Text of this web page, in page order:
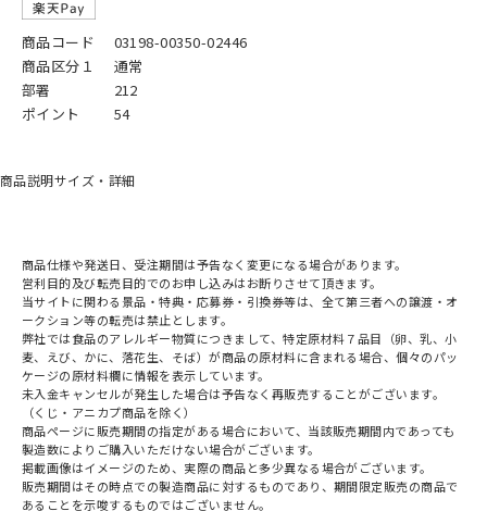
商品コード
03198-00350-02446
商品区分１
通常
部署
212
ポイント
54
商品説明サイズ・詳細
商品仕様や発送日、受注期間は予告なく変更になる場合があります。
営利目的及び転売目的でのお申し込みはお断りさせて頂きます。
当サイトに関わる景品・特典・応募券・引換券等は、全て第三者への譲渡・オ
ークション等の転売は禁止とします。
弊社では食品のアレルギー物質につきまして、特定原材料７品目（卵、乳、小
麦、えび、かに、落花生、そば）が商品の原材料に含まれる場合、個々のパッ
ケージの原材料欄に情報を表示しています。
未入金キャンセルが発生した場合は予告なく再販売することがございます。
（くじ・アニカプ商品を除く）
商品ページに販売期間の指定がある場合において、当該販売期間内であっても
製造数によりご購入いただけない場合がございます。
掲載画像はイメージのため、実際の商品と多少異なる場合がございます。
販売期間はその時点での製造商品に対するものであり、期間限定販売の商品で
あることを示唆するものではございません。